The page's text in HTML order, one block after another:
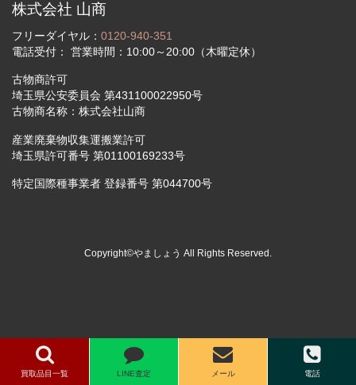
買取品目一覧 LINE査定 メール 電話
株式会社 山商
フリーダイヤル： 0120-940-351
電話受付： 営業時間：10:00～20:00（木曜定休）
古物商許可
埼玉県公安委員会 第431100022950号
古物商名称：株式会社山商
産業廃棄物収集運搬業許可
埼玉県許可番号 第01100169233号
特定国際種事業者 登録番号 第044700号
Copyright©やましょう All Rights Reserved.